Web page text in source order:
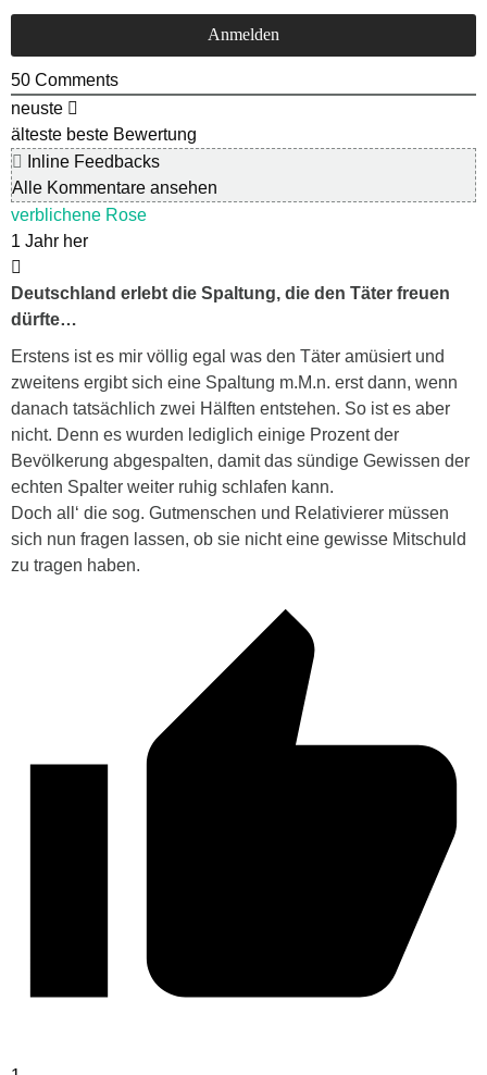
50 Comments
neuste
älteste beste Bewertung
Inline Feedbacks
Alle Kommentare ansehen
verblichene Rose
1 Jahr her
Deutschland erlebt die Spaltung, die den Täter freuen
dürfte…
Erstens ist es mir völlig egal was den Täter amüsiert und
zweitens ergibt sich eine Spaltung m.M.n. erst dann, wenn
danach tatsächlich zwei Hälften entstehen. So ist es aber
nicht. Denn es wurden lediglich einige Prozent der
Bevölkerung abgespalten, damit das sündige Gewissen der
echten Spalter weiter ruhig schlafen kann.
Doch all‘ die sog. Gutmenschen und Relativierer müssen
sich nun fragen lassen, ob sie nicht eine gewisse Mitschuld
zu tragen haben.